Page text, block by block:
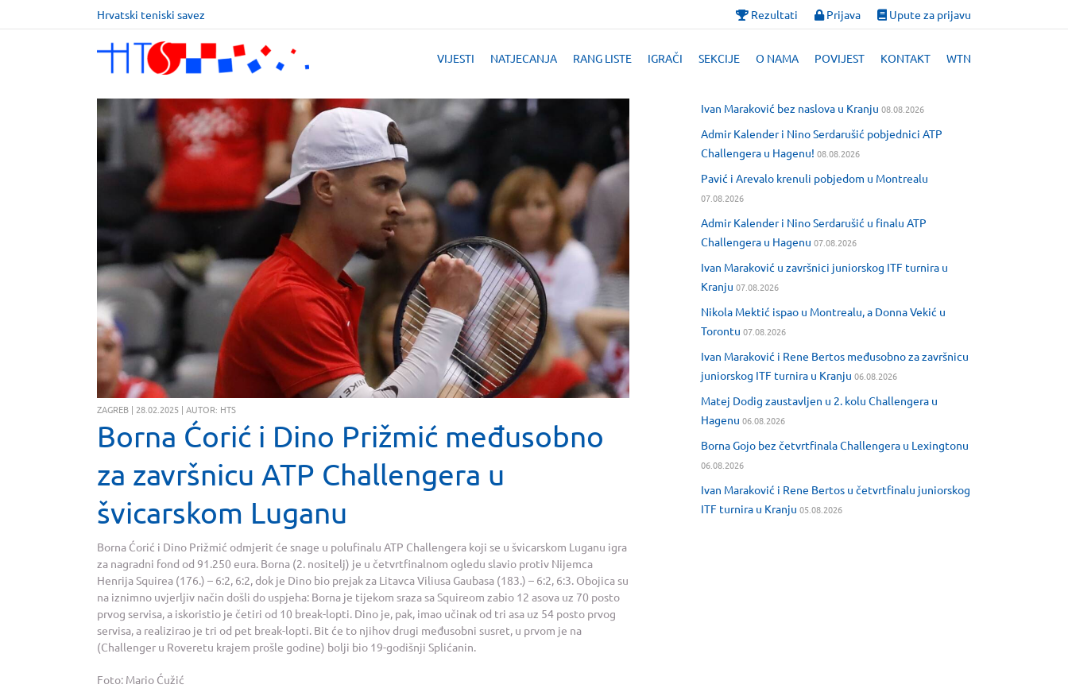
Hrvatski teniski savez Rezultati Prijava Upute za prijavu
VIJESTI NATJECANJA RANG LISTE IGRAČI SEKCIJE O NAMA POVIJEST KONTAKT WTN
ZAGREB | 28.02.2025 | AUTOR: HTS
Borna Ćorić i Dino Prižmić međusobno
za završnicu ATP Challengera u
švicarskom Luganu
Borna Ćorić i Dino Prižmić odmjerit će snage u polufinalu ATP Challengera koji se u švicarskom Luganu igra
za nagradni fond od 91.250 eura. Borna (2. nositelj) je u četvrtfinalnom ogledu slavio protiv Nijemca
Henrija Squirea (176.) – 6:2, 6:2, dok je Dino bio prejak za Litavca Viliusa Gaubasa (183.) – 6:2, 6:3. Obojica su
na iznimno uvjerljiv način došli do uspjeha: Borna je tijekom sraza sa Squireom zabio 12 asova uz 70 posto
prvog servisa, a iskoristio je četiri od 10 break-lopti. Dino je, pak, imao učinak od tri asa uz 54 posto prvog
servisa, a realizirao je tri od pet break-lopti. Bit će to njihov drugi međusobni susret, u prvom je na
(Challenger u Roveretu krajem prošle godine) bolji bio 19-godišnji Splićanin.
Foto: Mario Ćužić
Ivan Maraković bez naslova u Kranju 08.08.2026
Admir Kalender i Nino Serdarušić pobjednici ATP
Challengera u Hagenu! 08.08.2026
Pavić i Arevalo krenuli pobjedom u Montrealu
07.08.2026
Admir Kalender i Nino Serdarušić u finalu ATP
Challengera u Hagenu 07.08.2026
Ivan Maraković u završnici juniorskog ITF turnira u
Kranju 07.08.2026
Nikola Mektić ispao u Montrealu, a Donna Vekić u
Torontu 07.08.2026
Ivan Maraković i Rene Bertos međusobno za završnicu
juniorskog ITF turnira u Kranju 06.08.2026
Matej Dodig zaustavljen u 2. kolu Challengera u
Hagenu 06.08.2026
Borna Gojo bez četvrtfinala Challengera u Lexingtonu
06.08.2026
Ivan Maraković i Rene Bertos u četvrtfinalu juniorskog
ITF turnira u Kranju 05.08.2026